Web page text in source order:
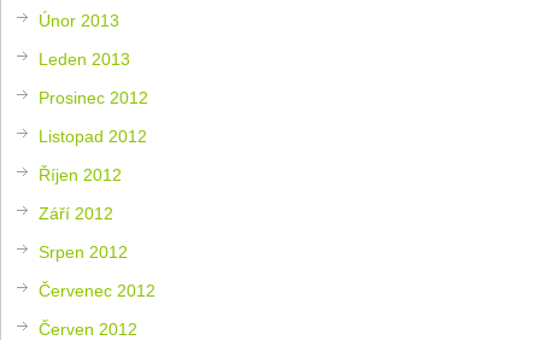
Únor 2013
Leden 2013
Prosinec 2012
Listopad 2012
Říjen 2012
Září 2012
Srpen 2012
Červenec 2012
Červen 2012